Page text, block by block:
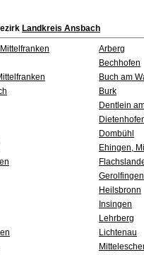
Landkreis Ansbach
Arberg
Bechhofen
Buch am
Burk
Dentlein
Dombühl
Ehingen,
Gerolfingen
Heilsbronn
Insingen
Lehrberg
Lichtenau